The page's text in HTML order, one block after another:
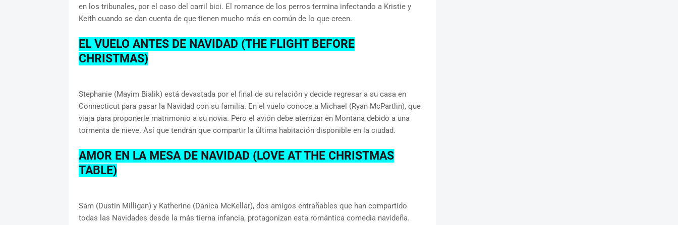
en los tribunales, por el caso del carril bici. El romance de los perros termina infectando a Kristie y
Keith cuando se dan cuenta de que tienen mucho más en común de lo que creen.
EL VUELO ANTES DE NAVIDAD (THE FLIGHT BEFORE
CHRISTMAS)
Stephanie (Mayim Bialik) está devastada por el final de su relación y decide regresar a su casa en
Connecticut para pasar la Navidad con su familia. En el vuelo conoce a Michael (Ryan McPartlin), que
viaja para proponerle matrimonio a su novia. Pero el avión debe aterrizar en Montana debido a una
tormenta de nieve. Así que tendrán que compartir la última habitación disponible en la ciudad.
AMOR EN LA MESA DE NAVIDAD (LOVE AT THE CHRISTMAS
TABLE)
Sam (Dustin Milligan) y Katherine (Danica McKellar), dos amigos entrañables que han compartido
todas las Navidades desde la más tierna infancia, protagonizan esta romántica comedia navideña.